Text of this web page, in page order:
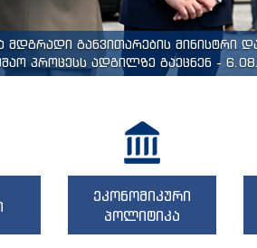
მდგრადი განვითარების მინისტრი
პროცესს ადგილზე გაეცნენ -
ეკონომიკური
პოლიტიკა